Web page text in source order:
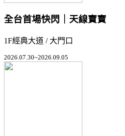
全台首場快閃｜天線寶寶
1F經典大道 / 大門口
2026.07.30~2026.09.05